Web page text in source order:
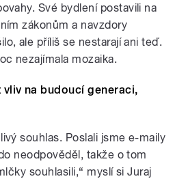
Své bydlení postavili na
zákonům a navzdory
ale příliš se nestarají ani teď.
nezajímala mozaika.
vliv na budoucí generaci,
souhlas. Poslali jsme e-maily
neodpověděl, takže o tom
souhlasili,“ myslí si Juraj